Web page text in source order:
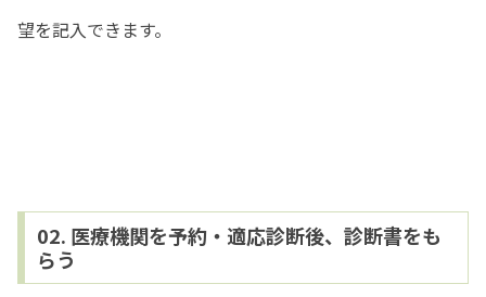
望を記入できます。
02. 医療機関を予約・適応診断後、診断書をも
らう